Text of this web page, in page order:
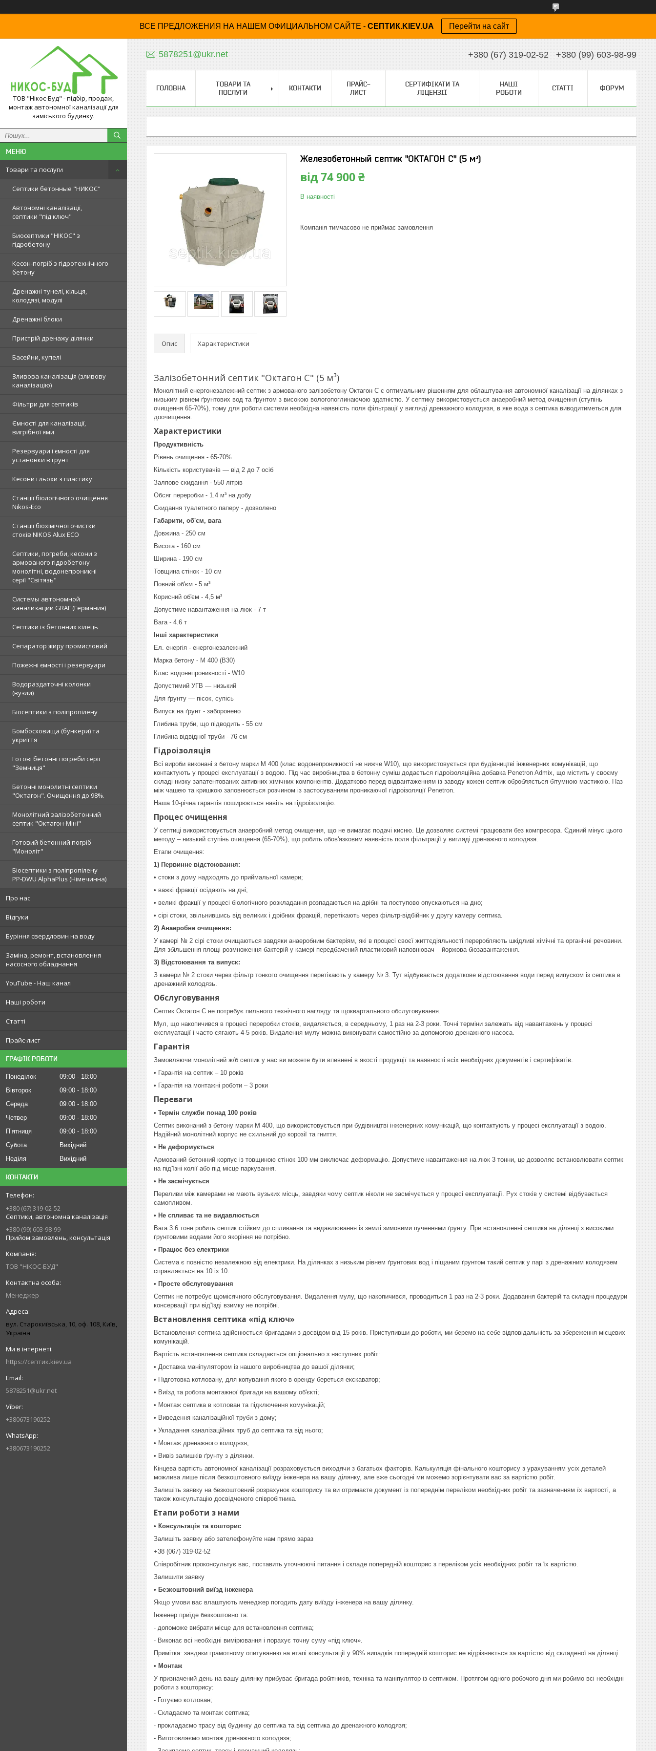
ВСЕ ПРЕДЛОЖЕНИЯ НА НАШЕМ ОФИЦИАЛЬНОМ САЙТЕ - СЕПТИК.KIEV.UA Перейти на сайт
ТОВ "Нікос-Буд" - підбір, продаж,
монтаж автономної каналізації для
заміського будинку.
Товари та послуги
Септики бетонные "НИКОС"
Автономні каналізації,
септики "під ключ"
Биосептики "НІКОС" з
гідробетону
Кесон-погріб з гідротехнічного
бетону
Дренажні тунелі, кільця,
колодязі, модулі
Дренажні блоки
Пристрій дренажу ділянки
Басейни, купелі
Зливова каналізація (зливову
каналізацію)
Фільтри для септиків
Ємності для каналізації,
вигрібної ями
Резервуари і ємності для
установки в грунт
Кесони і льохи з пластику
Станції біологічного очищення
Nikos-Eco
Станції біохімічної очистки
стоків NIKOS Alux ECO
Септики, погреби, кесони з
армованого гідробетону
монолітні, водонепроникні
серії "Світязь"
Системы автономной
канализации GRAF (Германия)
Септики із бетонних кілець
Сепаратор жиру промисловий
Пожежні ємності і резервуари
Водораздаточні колонки
(вузли)
Біосептики з поліпропілену
Бомбосховища (бункери) та
укриття
Готові бетонні погреби серії
"Земниця"
Бетонні монолитні септики
"Октагон". Очищення до 98%.
Монолітний залізобетонний
септик "Октагон-Міні"
Готовий бетонний погріб
"Моноліт"
Біосептики з поліпропілену
PP-DWU AlphaPlus (Німечинна)
Про нас
Відгуки
Буріння свердловин на воду
Заміна, ремонт, встановлення
насосного обладнання
YouTube - Наш канал
Наші роботи
Статті
Прайс-лист
ГРАФІК РОБОТИ
Понеділок 09:00
18:00
Вівторок
09:00
18:00
Середа
09:00
18:00
Четвер
09:00
18:00
Пʼятниця
09:00
18:00
Субота
Вихідний
Неділя
Вихідний
КОНТАКТИ
+380 (67) 319-02-52
Септики, автономна каналізація
+380 (99) 603-98-99
Прийом замовлень, консультація
ТОВ "НІКОС-БУД"
Менеджер
вул. Старокиївська, 10, оф. 108, Київ,
Україна
https://септик.kiev.ua
5878251@ukr.net
+380673190252
+380673190252
5878251@ukr.net +380 (67) 319-02-52 +380 (99) 603-98-99
ГОЛОВНА
ТОВАРИ ТА
ПОСЛУГИ
КОНТАКТИ
ПРАЙС-
ЛИСТ
СЕРТИФІКАТИ ТА
ЛІЦЕНЗІЇ
НАШІ
РОБОТИ
СТАТТІ ФОРУМ
Железобетонный септик "ОКТАГОН С" (5 м³)
від74 900 ₴
В наявності
Компанія тимчасово не приймає замовлення
Опис Характеристики
Залізобетонний септик "Октагон С" (5 м³)
Монолітний енергонезалежний септик з армованого залізобетону Октагон С є оптимальним рішенням для облаштування автономної каналізації на ділянках з
низьким рівнем ґрунтових вод та ґрунтом з високою вологопоглинаючою здатністю. У септику використовується анаеробний метод очищення (ступінь
очищення 65-70%), тому для роботи системи необхідна наявність поля фільтрації у вигляді дренажного колодязя, в яке вода з септика виводитиметься для
доочищення.
Характеристики
Продуктивність
Рівень очищення - 65-70%
Кількість користувачів — від 2 до 7 осіб
Залпове скидання - 550 літрів
Обсяг переробки - 1.4 м³ на добу
Скидання туалетного паперу - дозволено
Габарити, об'єм, вага
Довжина - 250 см
Висота - 160 см
Ширина - 190 см
Товщина стінок - 10 см
Повний об'єм - 5 м³
Корисний об'єм - 4,5 м³
Допустиме навантаження на люк - 7 т
Вага - 4.6 т
Інші характеристики
Ел. енергія - енергонезалежний
Марка бетону - М 400 (B30)
Клас водонепроникності - W10
Допустимий УГВ — низький
Для ґрунту — пісок, супісь
Випуск на ґрунт - заборонено
Глибина труби, що підводить - 55 см
Глибина відвідної труби - 76 см
Гідроізоляція
Всі вироби виконані з бетону марки М 400 (клас водонепроникності не нижче W10), що використовується при будівництві інженерних комунікацій, що
контактують у процесі експлуатації з водою. Під час виробництва в бетонну суміш додається гідроізоляційна добавка Penetron Admix, що містить у своєму
складі низку запатентованих активних хімічних компонентів. Додатково перед відвантаженням із заводу кожен септик обробляється бітумною мастикою. Паз
між чашею та кришкою заповнюється розчином із застосуванням проникаючої гідроізоляції Penetron.
Наша 10-річна гарантія поширюється навіть на гідроізоляцію.
Процес очищення
У септиці використовується анаеробний метод очищення, що не вимагає подачі кисню. Це дозволяє системі працювати без компресора. Єдиний мінус цього
методу – низький ступінь очищення (65-70%), що робить обов'язковим наявність поля фільтрації у вигляді дренажного колодязя.
Етапи очищення:
1) Первинне відстоювання:
• стоки з дому надходять до приймальної камери;
• важкі фракції осідають на дні;
• великі фракції у процесі біологічного розкладання розпадаються на дрібні та поступово опускаються на дно;
• сірі стоки, звільнившись від великих і дрібних фракцій, перетікають через фільтр-відбійник у другу камеру септика.
2) Анаеробне очищення:
У камері № 2 сірі стоки очищаються завдяки анаеробним бактеріям, які в процесі своєї життєдіяльності переробляють шкідливі хімічні та органічні речовини.
Для збільшення площі розмноження бактерій у камері передбачений пластиковий наповнювач – йоржова біозавантаження.
3) Відстоювання та випуск:
З камери № 2 стоки через фільтр тонкого очищення перетікають у камеру № 3. Тут відбувається додаткове відстоювання води перед випуском із септика в
дренажний колодязь.
Обслуговування
Септик Октагон С не потребує пильного технічного нагляду та щоквартального обслуговування.
Мул, що накопичився в процесі переробки стоків, видаляється, в середньому, 1 раз на 2-3 роки. Точні терміни залежать від навантажень у процесі
експлуатації і часто сягають 4-5 років. Видалення мулу можна виконувати самостійно за допомогою дренажного насоса.
Гарантія
Замовляючи монолітний ж/б септик у нас ви можете бути впевнені в якості продукції та наявності всіх необхідних документів і сертифікатів.
• Гарантія на септик – 10 років
• Гарантія на монтажні роботи – 3 роки
Переваги
• Термін служби понад 100 років
Септик виконаний з бетону марки М 400, що використовується при будівництві інженерних комунікацій, що контактують у процесі експлуатації з водою.
Надійний монолітний корпус не схильний до корозії та гниття.
• Не деформується
Армований бетонний корпус із товщиною стінок 100 мм виключає деформацію. Допустиме навантаження на люк 3 тонни, це дозволяє встановлювати септик
на під'їзні колії або під місце паркування.
• Не засмічується
Переливи між камерами не мають вузьких місць, завдяки чому септик ніколи не засмічується у процесі експлуатації. Рух стоків у системі відбувається
самопливом.
• Не спливає та не видавлюється
Вага 3.6 тонн робить септик стійким до спливання та видавлювання із землі зимовими пученнями ґрунту. При встановленні септика на ділянці з високими
ґрунтовими водами його якоріння не потрібно.
• Працює без електрики
Система є повністю незалежною від електрики. На ділянках з низьким рівнем ґрунтових вод і піщаним ґрунтом такий септик у парі з дренажним колодязем
справляється на 10 із 10.
• Просте обслуговування
Септик не потребує щомісячного обслуговування. Видалення мулу, що накопичився, проводиться 1 раз на 2-3 роки. Додавання бактерій та складні процедури
консервації при від'їзді взимку не потрібні.
Встановлення септика «під ключ»
Встановлення септика здійснюється бригадами з досвідом від 15 років. Приступивши до роботи, ми беремо на себе відповідальність за збереження місцевих
комунікацій.
Вартість встановлення септика складається опціонально з наступних робіт:
• Доставка маніпулятором із нашого виробництва до вашої ділянки;
• Підготовка котловану, для копування якого в оренду береться екскаватор;
• Виїзд та робота монтажної бригади на вашому об'єкті;
• Монтаж септика в котлован та підключення комунікацій;
• Виведення каналізаційної труби з дому;
• Укладання каналізаційних труб до септика та від нього;
• Монтаж дренажного колодязя;
• Вивіз залишків ґрунту з ділянки.
Кінцева вартість автономної каналізації розраховується виходячи з багатьох факторів. Калькуляція фінального кошторису з урахуванням усіх деталей
можлива лише після безкоштовного виїзду інженера на вашу ділянку, але вже сьогодні ми можемо зорієнтувати вас за вартістю робіт.
Залишіть заявку на безкоштовний розрахунок кошторису та ви отримаєте документ із попереднім переліком необхідних робіт та зазначенням їх вартості, а
також консультацію досвідченого співробітника.
Етапи роботи з нами
• Консультація та кошторис
Залишіть заявку або зателефонуйте нам прямо зараз
+38 (067) 319-02-52
Співробітник проконсультує вас, поставить уточнюючі питання і складе попередній кошторис з переліком усіх необхідних робіт та їх вартістю.
Залишити заявку
• Безкоштовний виїзд інженера
Якщо умови вас влаштують менеджер погодить дату виїзду інженера на вашу ділянку.
Інженер приїде безкоштовно та:
- допоможе вибрати місце для встановлення септика;
- Виконає всі необхідні вимірювання і порахує точну суму «під ключ».
Примітка: завдяки грамотному опитуванню на етапі консультації у 90% випадків попередній кошторис не відрізняється за вартістю від складеної на ділянці.
• Монтаж
У призначений день на вашу ділянку прибуває бригада робітників, техніка та маніпулятор із септиком. Протягом одного робочого дня ми робимо всі необхідні
роботи з кошторису:
- Готуємо котлован;
- Складаємо та монтаж септика;
- прокладаємо трасу від будинку до септика та від септика до дренажного колодязя;
- Виготовляємо монтаж дренажного колодязя;